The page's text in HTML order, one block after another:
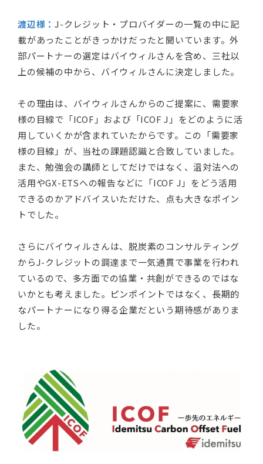
渡辺様： J-クレジット・プロバイダーの一覧の中に記
載があったことがきっかけだったと聞いています。外
部パートナーの選定はバイウィルさんを含め、三社以
上の候補の中から、バイウィルさんに決定しました。
その理由は、バイウィルさんからのご提案に、需要家
様の目線で「ICOF」および「ICOF J」をどのように活
用していくかが含まれていたからです。この「需要家
様の目線」が、当社の課題認識と合致していました。
また、勉強会の講師としてだけではなく、温対法への
活用やGX-ETSへの報告などに「ICOF J」をどう活用
できるのかアドバイスいただけた、点も大きなポイン
トでした。
さらにバイウィルさんは、脱炭素のコンサルティング
からJ-クレジットの調達まで一気通貫で事業を行われ
ているので、多方面での協業・共創ができるのではな
いかとも考えました。ピンポイントではなく、長期的
なパートナーになり得る企業だという期待感がありま
した。